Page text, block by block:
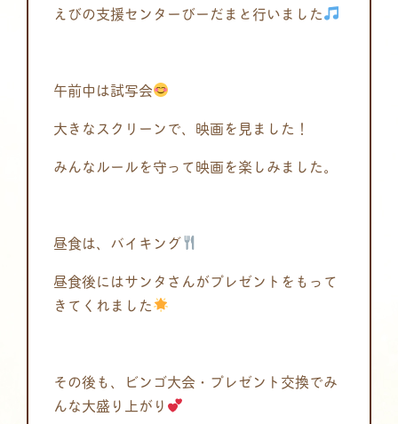
えびの支援センターびーだまと行いました
午前中は試写会
大きなスクリーンで、映画を見ました！
みんなルールを守って映画を楽しみました。
昼食は、バイキング
昼食後にはサンタさんがプレゼントをもって
きてくれました
その後も、ビンゴ大会・プレゼント交換でみ
んな大盛り上がり